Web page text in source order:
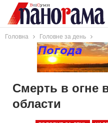
Головна Головне за день
Смерть в огне
области